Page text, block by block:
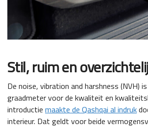
Stil, ruim en
De noise, vibration and harshness (NVH)
graadmeter voor de kwaliteit en
introductie maakte de Qashqai al indruk
interieur. Dat geldt voor beide